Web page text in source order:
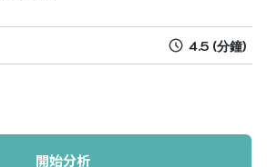
4.5 (分鐘)
開始分析